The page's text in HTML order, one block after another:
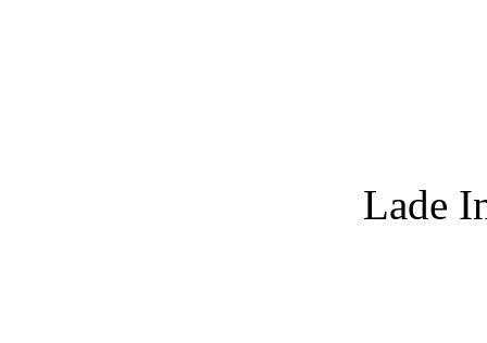
Lade